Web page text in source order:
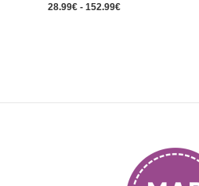
28.99€ - 152.99€